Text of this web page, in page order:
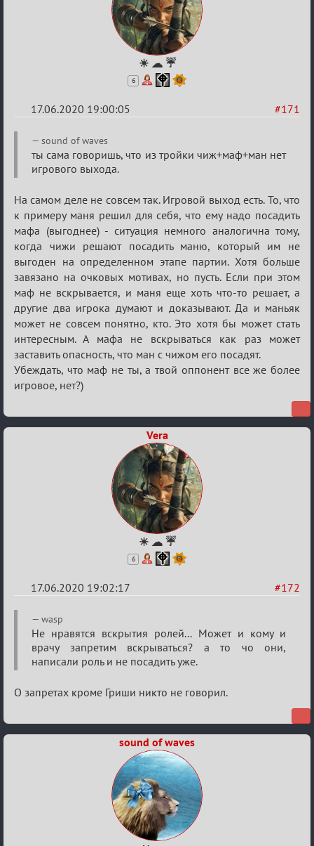
☀ ☁ ☔
6
#171
17.06.2020 19:00:05
Re:
Семейный
кубок
sound of waves
ты сама говоришь, что из тройки чиж+маф+ман нет
игрового выхода.
На самом деле не совсем так. Игровой выход есть. То, что
к примеру маня решил для себя, что ему надо посадить
мафа (выгоднее) - ситуация немного аналогична тому,
когда чижи решают посадить маню, который им не
выгоден на определенном этапе партии. Хотя больше
завязано на очковых мотивах, но пусть. Если при этом
маф не вскрывается, и маня еще хоть что-то решает, а
другие два игрока думают и доказывают. Да и маньяк
может не совсем понятно, кто. Это хотя бы может стать
интересным. А мафа не вскрываться как раз может
заставить опасность, что ман с чижом его посадят.
Убеждать, что маф не ты, а твой оппонент все же более
игровое, нет?)
Vera
☀ ☁ ☔
6
#172
17.06.2020 19:02:17
Re:
Семейный
кубок
wasp
Не нравятся вскрытия ролей... Может и кому и
врачу запретим вскрываться? а то чо они,
написали роль и не посадить уже.
О запретах кроме Гриши никто не говорил.
sound of waves